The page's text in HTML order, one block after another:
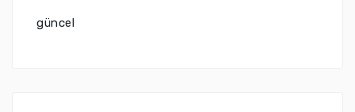
güncel